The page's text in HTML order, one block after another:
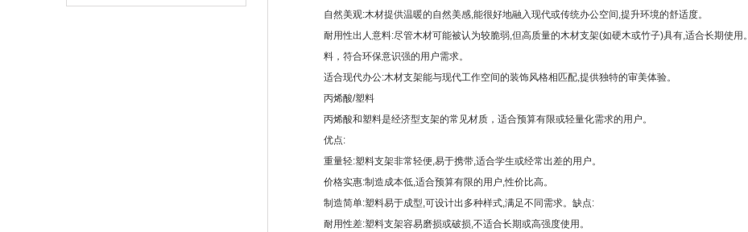
自然美观:木材提供温暖的自然美感,能很好地融入现代或传统办公空间,提升环境的舒适度。
耐用性出人意料:尽管木材可能被认为较脆弱,但高质量的木材支架(如硬木或竹子)具有,适合长期使用。
料，符合环保意识强的用户需求。
适合现代办公:木材支架能与现代工作空间的装饰风格相匹配,提供独特的审美体验。
丙烯酸/塑料
丙烯酸和塑料是经济型支架的常见材质，适合预算有限或轻量化需求的用户。
优点:
重量轻:塑料支架非常轻便,易于携带,适合学生或经常出差的用户。
价格实惠:制造成本低,适合预算有限的用户,性价比高。
制造简单:塑料易于成型,可设计出多种样式,满足不同需求。 缺点:
耐用性差:塑料支架容易磨损或破损,不适合长期或高强度使用。